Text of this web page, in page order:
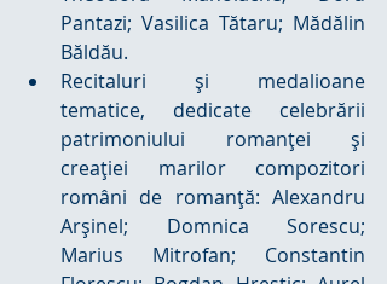
Pantazi; Vasilica Tătaru; Mădălin
Băldău.
Recitaluri şi medalioane
tematice, dedicate celebrării
patrimoniului romanței și
creației marilor compozitori
români de romanță: Alexandru
Arșinel; Domnica Sorescu;
Marius Mitrofan; Constantin